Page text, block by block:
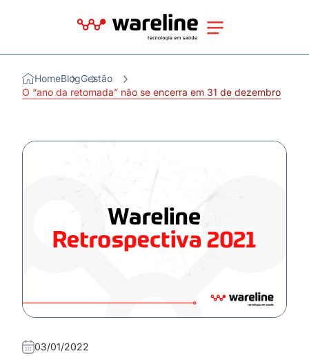
HomeBlogGestão
O “ano da retomada” não se encerra em 31 de dezembro
03/01/2022